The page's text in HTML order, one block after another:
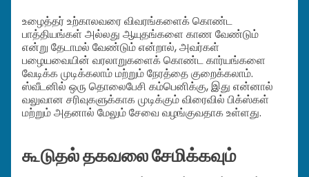
உழைத்தர் உற்காலவரை விவரங்களைக் கொண்ட
பாத்தியங்கள் அல்லது ஆயுதங்களை காண வேண்டும்
என்று தேடாமல் வேண்டும் என்றால், அவர்கள்
பழையவையின் வரலாறுகளைக் கொண்ட கார்யங்களை
வேடிக்க முடிக்கலாம் மற்றும் நேரத்தை குறைக்கலாம்.
ஸ்வீடனில் ஒரு தொலைபேசி கம்பெனிக்கு, இது என்னால்
வலுவான சரிவுகளுக்காக முடிக்கும் விரைவில் பிக்ஸ்கள்
மற்றும் அதனால் மேலும் சேவை வழங்குவதாக உள்ளது.
கூடுதல் தகவலை சேமிக்கவும்